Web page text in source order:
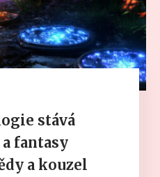
stává
fantasy
a kouzel